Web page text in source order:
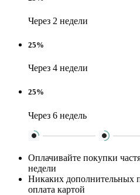
Через 2 недели
25%
Через 4 недели
25%
Через 6 недель
Оплачивайте покупки
недели
Никаких дополнительных
оплата картой